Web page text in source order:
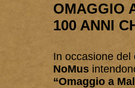
OMAGGIO
100 ANNI
In occasione
NoMus
“Omaggio a